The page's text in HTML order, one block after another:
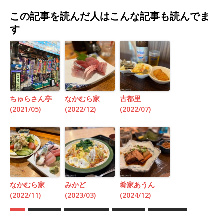
この記事を読んだ人はこんな記事も読んでま
す
ちゅらさん亭
(2021/05)
なかむら家
(2022/12)
古都里
(2022/07)
なかむら家
(2022/11)
みかど
(2023/03)
肴家あうん
(2024/12)